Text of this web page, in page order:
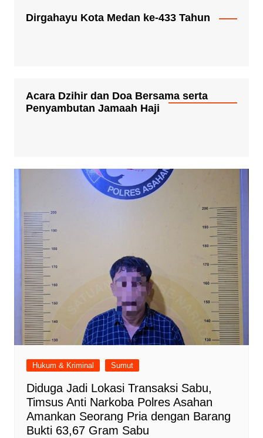
Dirgahayu Kota Medan ke-433 Tahun
Acara Dzihir dan Doa Bersama serta
Penyambutan Jamaah Haji
Hukum & Kriminal Sumut
Diduga Jadi Lokasi Transaksi Sabu,
Timsus Anti Narkoba Polres Asahan
Amankan Seorang Pria dengan Barang
Bukti 63,67 Gram Sabu